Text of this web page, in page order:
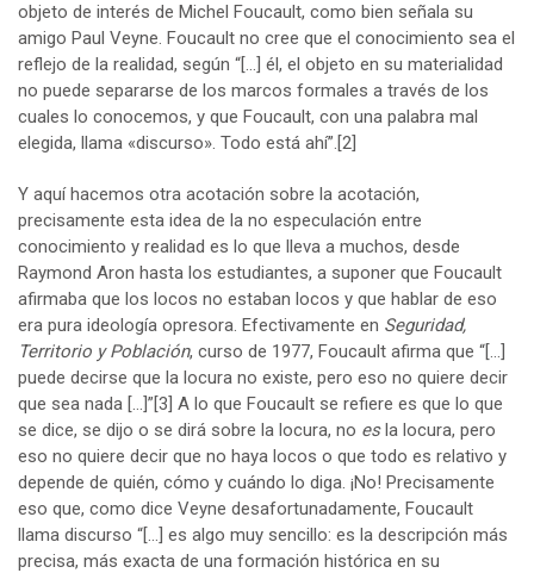
objeto de interés de Michel Foucault, como bien señala su
amigo Paul Veyne. Foucault no cree que el conocimiento sea el
reflejo de la realidad, según “[…] él, el objeto en su materialidad
no puede separarse de los marcos formales a través de los
cuales lo conocemos, y que Foucault, con una palabra mal
elegida, llama «discurso». Todo está ahí”.[2]
Y aquí hacemos otra acotación sobre la acotación,
precisamente esta idea de la no especulación entre
conocimiento y realidad es lo que lleva a muchos, desde
Raymond Aron hasta los estudiantes, a suponer que Foucault
afirmaba que los locos no estaban locos y que hablar de eso
era pura ideología opresora. Efectivamente en Seguridad,
Territorio y Población, curso de 1977, Foucault afirma que “[…]
puede decirse que la locura no existe, pero eso no quiere decir
que sea nada […]”[3] A lo que Foucault se refiere es que lo que
se dice, se dijo o se dirá sobre la locura, no esla locura, pero
eso no quiere decir que no haya locos o que todo es relativo y
depende de quién, cómo y cuándo lo diga. ¡No! Precisamente
eso que, como dice Veyne desafortunadamente, Foucault
llama discurso “[…] es algo muy sencillo: es la descripción más
precisa, más exacta de una formación histórica en su